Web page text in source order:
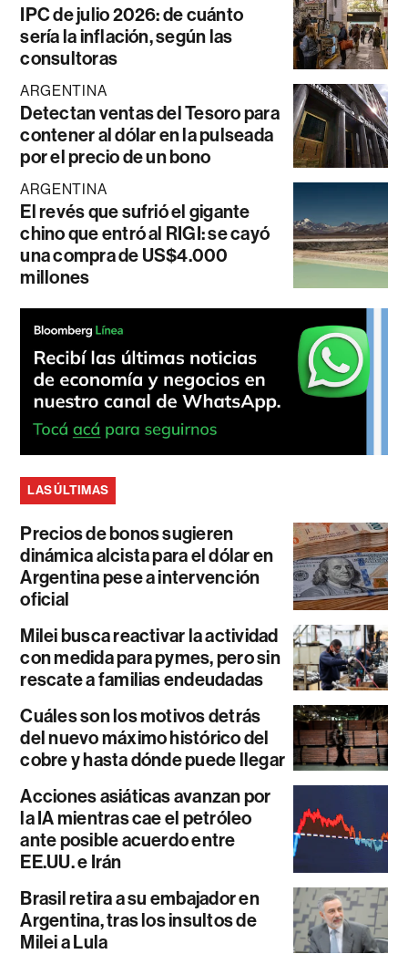
IPC de julio 2026: de cuánto
sería la inflación, según las
consultoras
ARGENTINA
Detectan ventas del Tesoro para
contener al dólar en la pulseada
por el precio de un bono
ARGENTINA
El revés que sufrió el gigante
chino que entró al RIGI: se cayó
una compra de US$4.000
millones
LAS ÚLTIMAS
Precios de bonos sugieren
dinámica alcista para el dólar en
Argentina pese a intervención
oficial
Milei busca reactivar la actividad
con medida para pymes, pero sin
rescate a familias endeudadas
Cuáles son los motivos detrás
del nuevo máximo histórico del
cobre y hasta dónde puede llegar
Acciones asiáticas avanzan por
la IA mientras cae el petróleo
ante posible acuerdo entre
EE.UU. e Irán
Brasil retira a su embajador en
Argentina, tras los insultos de
Milei a Lula